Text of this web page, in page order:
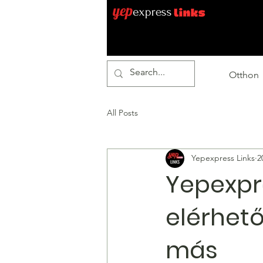
Otthon
All Posts
más
Yepexpress Links